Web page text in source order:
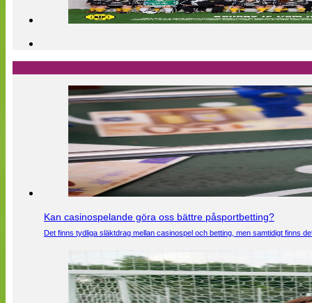
Kan casinospelande göra oss bättre påsportbetting?
Det finns tydliga släktdrag mellan casinospel och betting, men samtidigt finns